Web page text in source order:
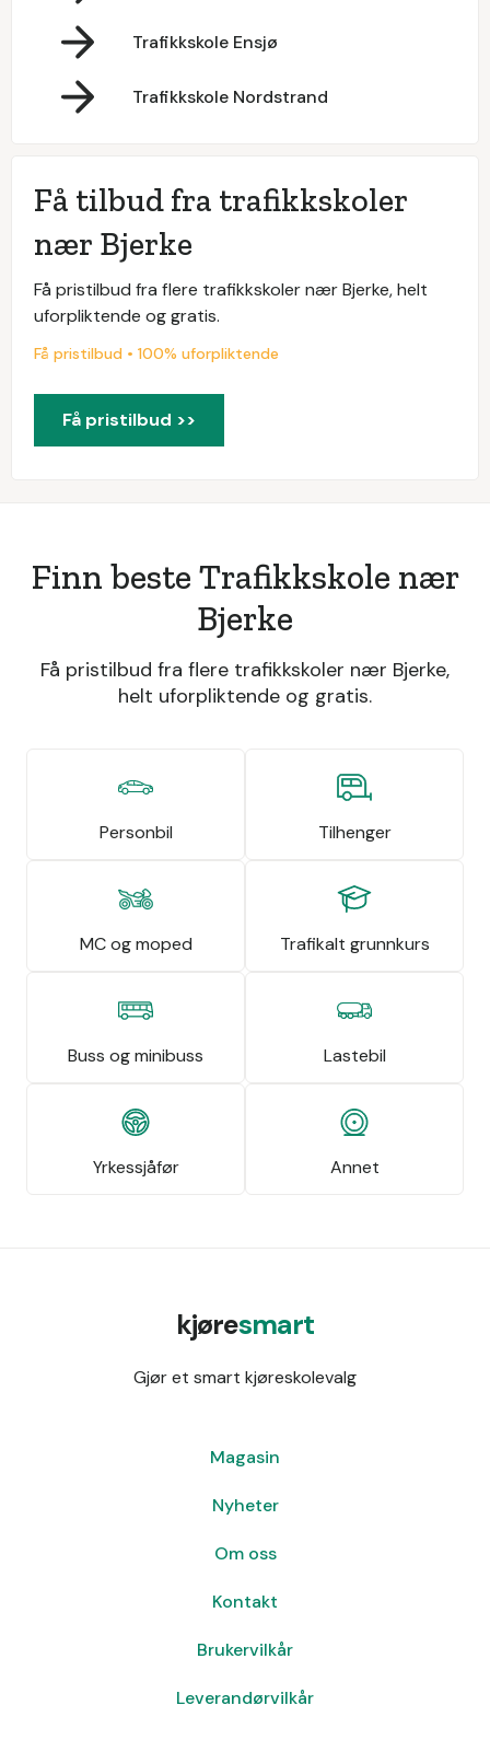
Trafikkskole Ensjø
Trafikkskole Nordstrand
Få tilbud fra trafikkskoler
nær Bjerke
Få pristilbud fra flere trafikkskoler nær Bjerke, helt
uforpliktende og gratis.
Få pristilbud • 100% uforpliktende
Få pristilbud >>
Finn beste Trafikkskole nær
Bjerke
Få pristilbud fra flere trafikkskoler nær Bjerke,
helt uforpliktende og gratis.
Personbil Tilhenger
MC og moped Trafikalt grunnkurs
Buss og minibuss Lastebil
Yrkessjåfør Annet
kjøresmart
Gjør et smart kjøreskolevalg
Magasin
Nyheter
Om oss
Kontakt
Brukervilkår
Leverandørvilkår